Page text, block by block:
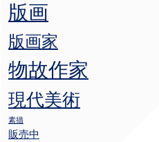
版画
版画家
物故作家
現代美術
素描
販売中